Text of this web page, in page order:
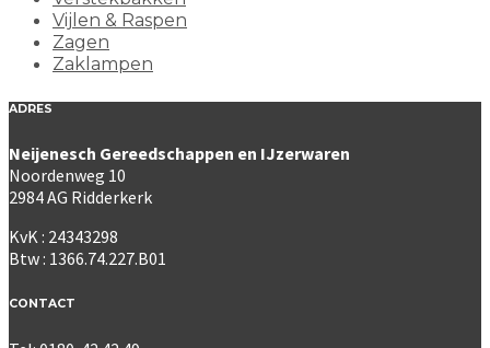
Vijlen & Raspen
Zagen
Zaklampen
ADRES
Neijenesch Gereedschappen en IJzerwaren
Noordenweg 10
2984 AG Ridderkerk
KvK : 24343298
Btw : 1366.74.227.B01
CONTACT